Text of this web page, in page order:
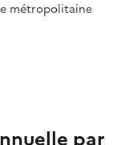
métropolitaine